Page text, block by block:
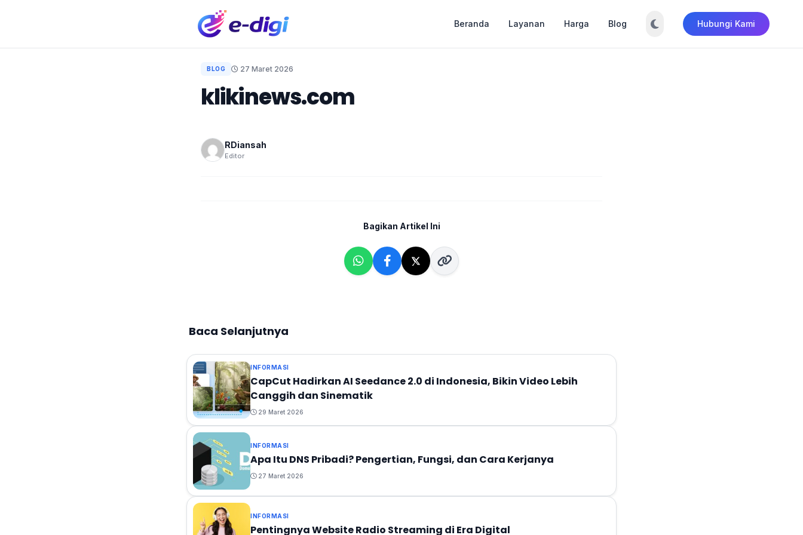
Beranda Layanan Harga Blog Hubungi Kami
BLOG 27 Maret 2026
klikinews.com
RDiansah
Editor
Bagikan Artikel Ini
Baca Selanjutnya
INFORMASI
CapCut Hadirkan AI Seedance 2.0 di Indonesia, Bikin Video Lebih
Canggih dan Sinematik
29 Maret 2026
INFORMASI
Apa Itu DNS Pribadi? Pengertian, Fungsi, dan Cara Kerjanya
27 Maret 2026
INFORMASI
Pentingnya Website Radio Streaming di Era Digital